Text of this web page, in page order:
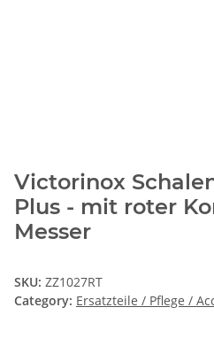
Victorinox
Plus - mit roter
Messer
SKU: ZZ1027RT
Category: Ersatzteile / Pflege /